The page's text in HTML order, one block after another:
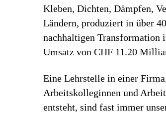
Kleben, Dichten, Dämpfen,
Ländern, produziert in über
nachhaltigen Transformation
Umsatz von CHF 11.20
Eine Lehrstelle in einer
Arbeitskolleginnen und
entsteht, sind fast immer